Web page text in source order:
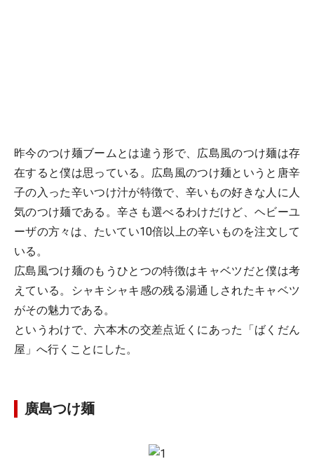
昨今のつけ麺ブームとは違う形で、広島風のつけ麺は存
在すると僕は思っている。広島風のつけ麺というと唐辛
子の入った辛いつけ汁が特徴で、辛いもの好きな人に人
気のつけ麺である。辛さも選べるわけだけど、ヘビーユ
ーザの方々は、たいてい10倍以上の辛いものを注文して
いる。
広島風つけ麺のもうひとつの特徴はキャベツだと僕は考
えている。シャキシャキ感の残る湯通しされたキャベツ
がその魅力である。
というわけで、六本木の交差点近くにあった「ばくだん
屋」へ行くことにした。
廣島つけ麺